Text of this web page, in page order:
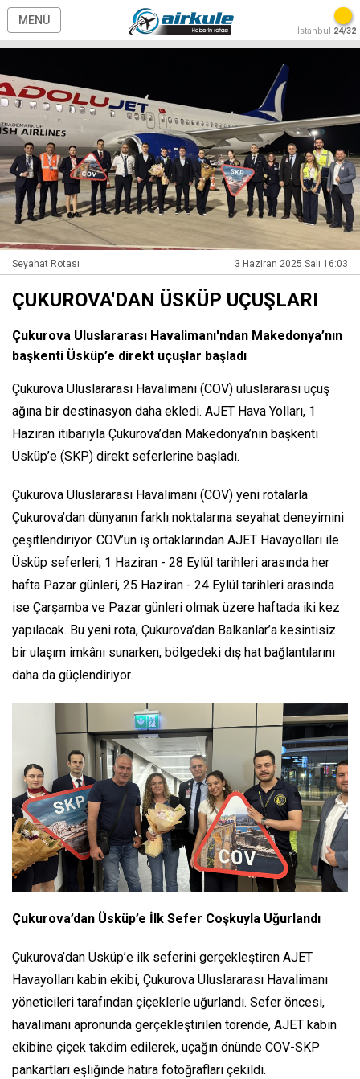
MENÜ
İstanbul 24/32
Seyahat Rotası 3 Haziran 2025 Salı 16:03
ÇUKUROVA'DAN ÜSKÜP UÇUŞLARI
Çukurova Uluslararası Havalimanı'ndan Makedonya’nın
başkenti Üsküp’e direkt uçuşlar başladı
Çukurova Uluslararası Havalimanı (COV) uluslararası uçuş
ağına bir destinasyon daha ekledi. AJET Hava Yolları, 1
Haziran itibarıyla Çukurova’dan Makedonya’nın başkenti
Üsküp’e (SKP) direkt seferlerine başladı.
Çukurova Uluslararası Havalimanı (COV) yeni rotalarla
Çukurova’dan dünyanın farklı noktalarına seyahat deneyimini
çeşitlendiriyor. COV’un iş ortaklarından AJET Havayolları ile
Üsküp seferleri; 1 Haziran - 28 Eylül tarihleri arasında her
hafta Pazar günleri, 25 Haziran - 24 Eylül tarihleri arasında
ise Çarşamba ve Pazar günleri olmak üzere haftada iki kez
yapılacak. Bu yeni rota, Çukurova’dan Balkanlar’a kesintisiz
bir ulaşım imkânı sunarken, bölgedeki dış hat bağlantılarını
daha da güçlendiriyor.
Çukurova’dan Üsküp’e İlk Sefer Coşkuyla Uğurlandı
Çukurova’dan Üsküp’e ilk seferini gerçekleştiren AJET
Havayolları kabin ekibi, Çukurova Uluslararası Havalimanı
yöneticileri tarafından çiçeklerle uğurlandı. Sefer öncesi,
havalimanı apronunda gerçekleştirilen törende, AJET kabin
ekibine çiçek takdim edilerek, uçağın önünde COV-SKP
pankartları eşliğinde hatıra fotoğrafları çekildi.